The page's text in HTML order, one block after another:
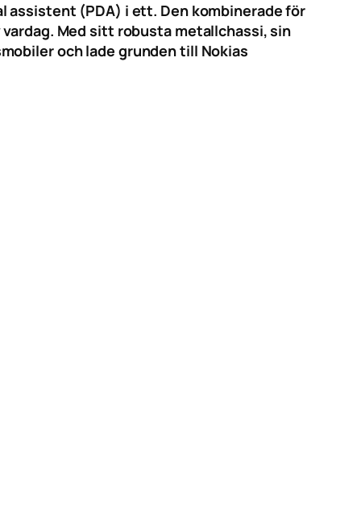
assistent (PDA) i ett. Den kombinerade för
Med sitt robusta metallchassi, sin
och lade grunden till Nokias